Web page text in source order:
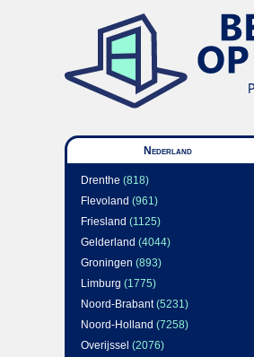
Nederland
Drenthe (818)
Flevoland (961)
Friesland (1125)
Gelderland (4044)
Groningen (893)
Limburg (1775)
Noord-Brabant(5231)
Noord-Holland (7258)
Overijssel (2076)